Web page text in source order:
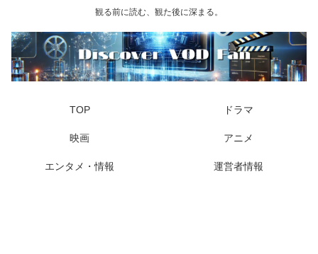
観る前に読む、観た後に深まる。
TOP ドラマ
映画 アニメ
エンタメ・情報 運営者情報